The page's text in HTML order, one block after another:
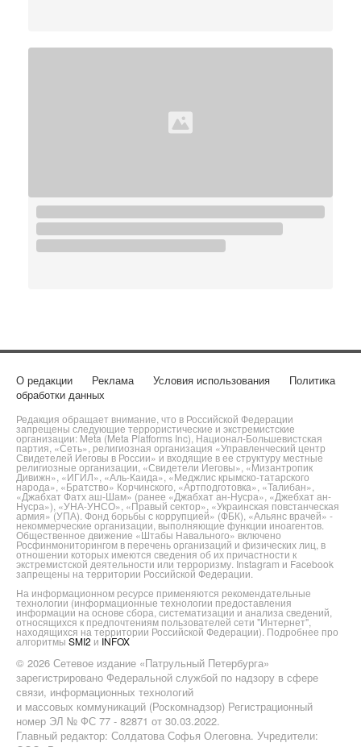
О редакции Реклама Условия использования
Политика
обработки данных
Редакция обращает внимание, что в Российской Федерации
запрещены следующие террористические и экстремистские
организации: Meta (Meta Platforms Inc), Национал-Большевистская
партия, «Сеть», религиозная организация «Управленческий центр
Свидетелей Иеговы в России» и входящие в ее структуру местные
религиозные организации, «Свидетели Иеговы», «Мизантропик
Дивижн», «ИГИЛ», «Аль-Каида», «Меджлис крымско-татарского
народа», «Братство» Корчинского, «Артподготовка», «Талибан»,
«Джабхат Фатх аш-Шам» (ранее «Джабхат ан-Нусра», «Джебхат ан-
Нусра»), «УНА-УНСО», «Правый сектор», «Украинская повстанческая
армия» (УПА). Фонд борьбы с коррупцией» (ФБК), «Альянс врачей» -
некоммерческие организации, выполняющие функции иноагентов.
Общественное движение «Штабы Навального» включено
Росфинмониторингом в перечень организаций и физических лиц, в
отношении которых имеются сведения об их причастности к
экстремистской деятельности или терроризму. Instagram и Facebook
запрещены на территории Российской Федерации.
На информационном ресурсе применяются рекомендательные
технологии (информационные технологии предоставления
информации на основе сбора, систематизации и анализа сведений,
относящихся к предпочтениям пользователей сети "Интернет",
находящихся на территории Российской Федерации). Подробнее про
алгоритмы SMI2 и INFOX
© 2026 Сетевое издание «Патрульный Петербурга»
зарегистрировано Федеральной службой по надзору в сфере
связи, информационных технологий
и массовых коммуникаций (Роскомнадзор) Регистрационный
номер ЭЛ № ФС 77 - 82871 от 30.03.2022.
Главный редактор: Солдатова Софья Олеговна. Учредители: